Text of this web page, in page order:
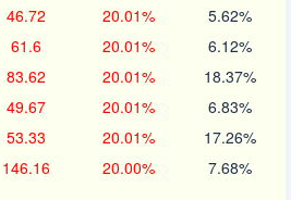
46.72 20.01% 5.62%
61.6 20.01% 6.12%
83.62 20.01% 18.37%
49.67 20.01% 6.83%
53.33 20.01% 17.26%
146.16 20.00% 7.68%